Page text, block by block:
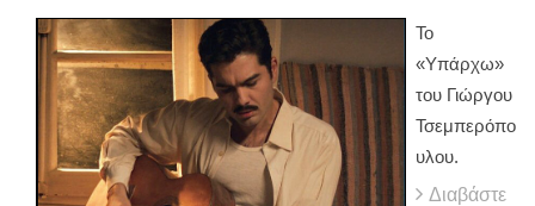
Το
«Υπάρχω»
του Γιώργου
Τσεμπερόπο
υλου.
Διαβάστε